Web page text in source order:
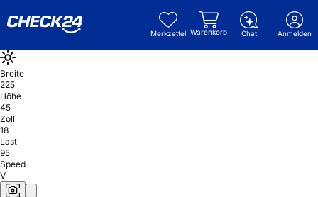
Merkzettel Warenkorb Chat Anmelden
Breite
225
Höhe
45
Zoll
18
Last
95
Speed
V